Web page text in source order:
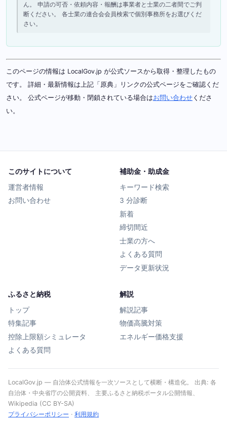
ん。 申請の可否・依頼内容・報酬は事業者と士業の二者間でご判
断ください。 各士業の連合会会員検索で個別事務所をお選びくだ
さい。
このページの情報は LocalGov.jp が公式ソースから取得・整理したもの
です。 詳細・最新情報は上記「原典」リンクの公式ページをご確認くだ
さい。 公式ページが移動・閉鎖されている場合はお問い合わせ くださ
い。
このサイトについて
運営者情報
お問い合わせ
補助金・助成金
キーワード検索
3 分診断
新着
締切間近
士業の方へ
よくある質問
データ更新状況
ふるさと納税
トップ
特集記事
控除上限額シミュレータ
よくある質問
解説
解説記事
物価高騰対策
エネルギー価格支援
LocalGov.jp — 自治体公式情報を一次ソースとして横断・構造化。 出典: 各
自治体・中央省庁の公開資料、 主要ふるさと納税ポータル公開情報、
Wikipedia (CC BY-SA)
プライバシーポリシー · 利用規約